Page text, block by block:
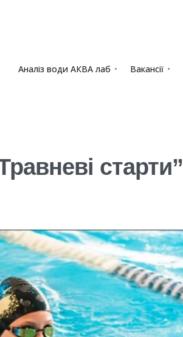
Аналіз води АКВА лаб​ Вакансії
старти”